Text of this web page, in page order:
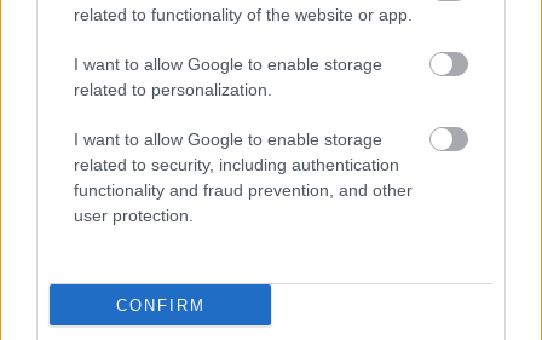
related to functionality of the website or app.
I want to allow Google to enable storage
related to personalization.
I want to allow Google to enable storage
related to security, including authentication
functionality and fraud prevention, and other
user protection.
CONFIRM
"Csak engedjenek át a határon,
jövünk!"
mtothorsi 2020. július 13.
Augusztus 21. és 29. között, a tervezett és már
meghirdetett versenyprogrammal, magas művészi